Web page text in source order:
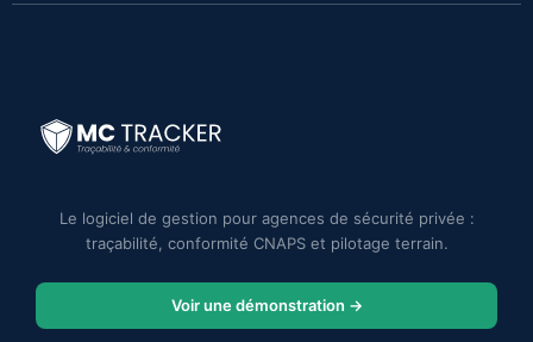
Le logiciel de gestion pour agences de sécurité privée :
traçabilité, conformité CNAPS et pilotage terrain.
Voir une démonstration →